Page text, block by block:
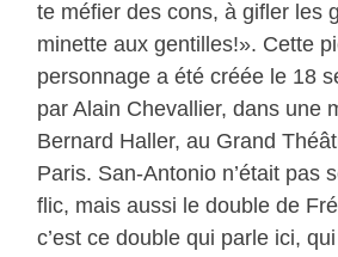
te méfier des cons, à gifler les
minette aux gentilles!». Cette
personnage a été créée le 18
par Alain Chevallier, dans une
Bernard Haller, au Grand
Paris. San-Antonio n’était pas
flic, mais aussi le double de
c’est ce double qui parle ici,